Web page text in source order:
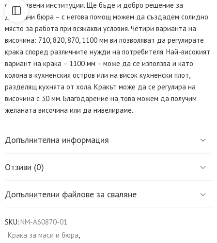
обществени институции. Ще бъде и добро решение за
домашни бюра – с негова помощ можем да създадем солидно
място за работа при всякакви условия. Четири варианта на
височина: 710, 820, 870, 1100 мм ви позволяват да регулирате
крака според различните нужди на потребителя. Най-високият
вариант на крака – 1100 мм – може да се използва и като
колона в кухненския остров или на висок кухненски плот,
разделящ кухнята от хола. Кракът може да се регулира на
височина с 30 мм. Благодарение на това можем да получим
желаната височина или да нивелираме.
Допълнителна информация
Отзиви (0)
Допълнителни файлове за сваляне
SKU:NM-A60870-01
Крака за маси и бюра,